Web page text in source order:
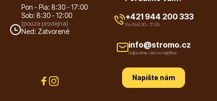
Pon - Pia: 8:30 - 17:00
Sob: 8:30 - 12:00
(pouze prodejna)
Ned: Zatvorené
+421 944 200 333
Po-Pá 8:30 - 17:00
info@stromo.cz
Odpovíme vám co nejdříve
Napište nám